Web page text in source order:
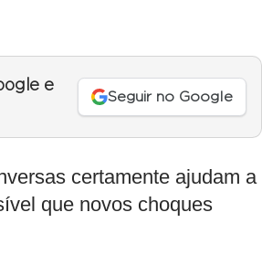
e
Seguir no Google
certamente ajudam a
que novos choques